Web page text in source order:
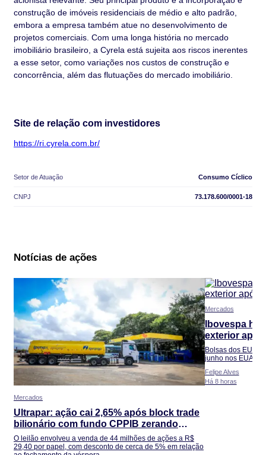
construção de imóveis residenciais de médio e alto padrão,
embora a empresa também atue no desenvolvimento de
projetos comerciais. Com uma longa história no mercado
imobiliário brasileiro, a Cyrela está sujeita aos riscos inerentes
a esse setor, como variações nos custos de construção e
concorrência, além das flutuações do mercado imobiliário.
Site de relação com investidores
https://ri.cyrela.com.br/
Setor de Atuação Consumo Cíclico
CNPJ 73.178.600/0001-18
Notícias de ações
Mercados
Ultrapar: ação cai 2,65% após block trade
bilionário com fundo CPPIB zerando
posição
O leilão envolveu a venda de 44 milhões de ações a R$
29,40 por papel, com desconto de cerca de 5% em relação
Mercados
Ibovespa
exterior após
Bolsas dos EUA
junho nos EUA
Felipe Alves
Há 8 horas